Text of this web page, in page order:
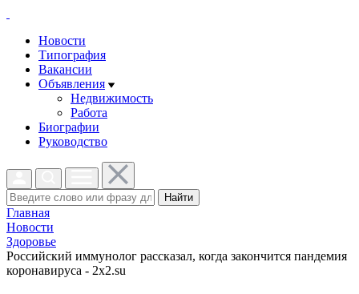
Новости
Типография
Вакансии
Объявления
Недвижимость
Работа
Биографии
Руководство
Найти
Главная
Новости
Здоровье
Российский иммунолог рассказал, когда закончится пандемия
коронавируса - 2x2.su